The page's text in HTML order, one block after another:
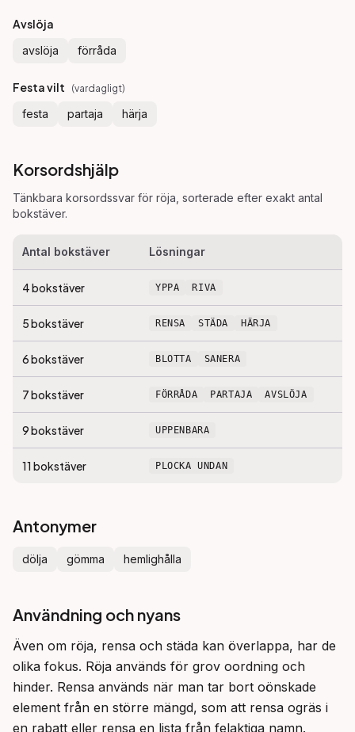
Avslöja
avslöja förråda
Festa vilt (vardagligt)
festa partaja härja
Korsordshjälp
Tänkbara korsordssvar för röja , sorterade efter exakt antal
bokstäver.
Antal bokstäver Lösningar
4bokstäver YPPA RIVA
5bokstäver RENSA STÄDA HÄRJA
6bokstäver BLOTTA SANERA
7bokstäver FÖRRÅDA PARTAJA AVSLÖJA
9bokstäver UPPENBARA
11 bokstäver PLOCKA UNDAN
Antonymer
dölja gömma hemlighålla
Användning och nyans
Även om röja, rensa och städa kan överlappa, har de
olika fokus. Röja används för grov oordning och
hinder. Rensa används när man tar bort oönskade
element från en större mängd, som att rensa ogräs i
en rabatt eller rensa en lista från felaktiga namn.